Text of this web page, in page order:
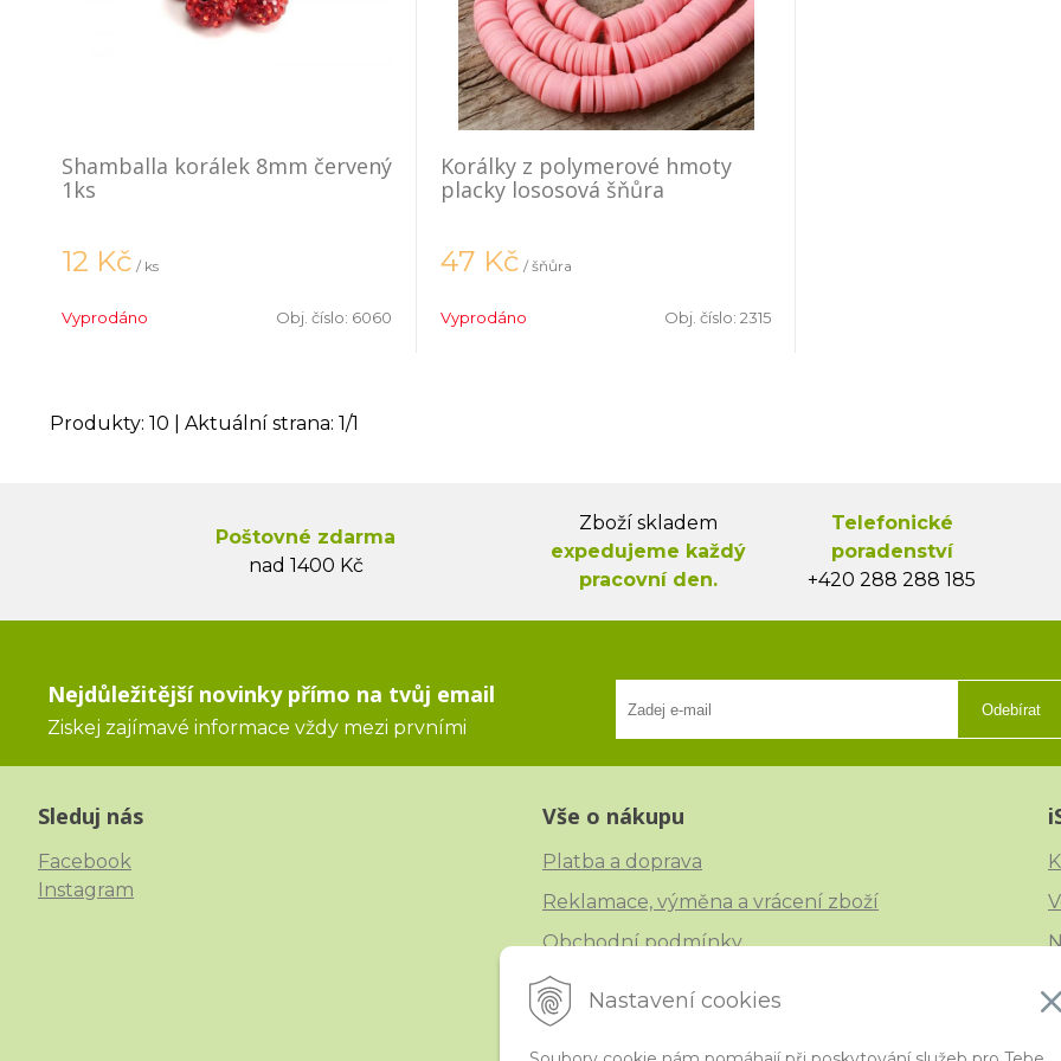
Nastavení cookies
Shamballa korálek 8mm červený
1ks
12 Kč / ks
Vyprodáno Obj. číslo: 6060
Korálky z polymerové hmoty
placky lososová šňůra
47 Kč / šňůra
Vyprodáno Obj. číslo: 2315
Produkty: 10 | Aktuální strana: 1/1
Poštovné zdarma
nad 1400 Kč
Zboží skladem
expedujeme každý
pracovní den.
Telefonické
poradenství
+420 288 288 185
Nejdůležitější novinky přímo na tvůj email
Ziskej zajímavé informace vždy mezi prvními
Odebírat
Sleduj nás
Facebook
Instagram
Vše o nákupu
Platba a doprava
Reklamace, výměna a vrácení zboží
Obchodní podmínky
Ochrana osobních údajů